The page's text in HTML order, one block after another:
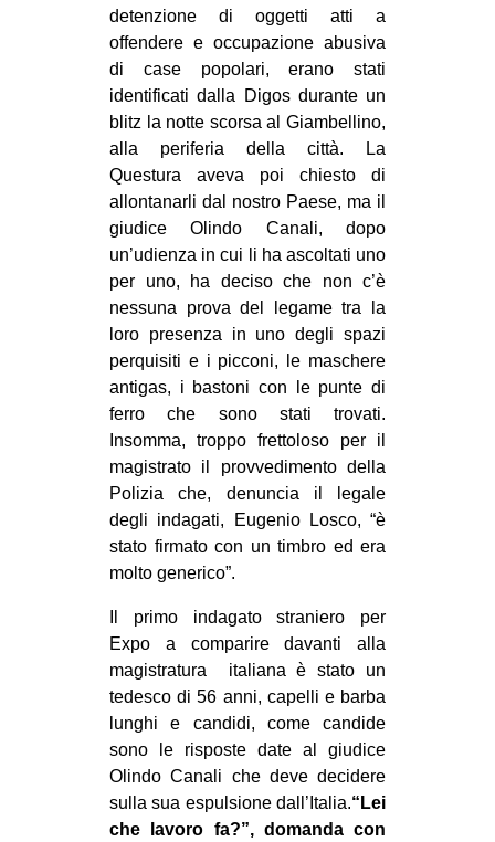
INTERNAZIONALE
AFRICA
AMERICHE
ESTREMO ORIENTE
EUROPA
MEDIO ORIENTE
MONDO
EVENTI
Fb
tw
bsky
ms
detenzione di oggetti atti a
offendere e occupazione abusiva
di case popolari, erano stati
identificati dalla Digos durante un
blitz la notte scorsa al Giambellino,
alla periferia della città. La
Questura aveva poi chiesto di
allontanarli dal nostro Paese, ma il
giudice Olindo Canali, dopo
un’udienza in cui li ha ascoltati uno
per uno, ha deciso che non c’è
nessuna prova del legame tra la
loro presenza in uno degli spazi
perquisiti e i picconi, le maschere
antigas, i bastoni con le punte di
ferro che sono stati trovati.
Insomma, troppo frettoloso per il
magistrato il provvedimento della
Polizia che, denuncia il legale
degli indagati, Eugenio Losco, “è
stato firmato con un timbro ed era
molto generico”.
Il primo indagato straniero per
Expo a comparire davanti alla
magistratura italiana è stato un
tedesco di 56 anni, capelli e barba
lunghi e candidi, come candide
sono le risposte date al giudice
Olindo Canali che deve decidere
sulla sua espulsione dall’Italia.“Lei
che lavoro fa?”, domanda con